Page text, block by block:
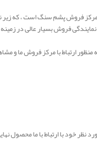
مرکز فروش پشم سنگ است ، که
فروش بسیار عالی در
منظور ارتباط با مرکز فروش ما
نظر خود با ارتباط با ما محصول